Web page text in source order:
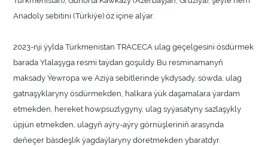
Anadoly sebitini (Türkiýe) öz içine alýar.
2023-nji ýylda Türkmenistan TRACECA ulag geçelgesini ösdürmek
barada Ylalaşyga resmi taýdan goşuldy. Bu resminamanyň
maksady Ýewropa we Aziýa sebitlerinde ykdysady, söwda, ulag
gatnaşyklaryny ösdürmekden, halkara ýük daşamalara ýardam
etmekden, hereket howpsuzlygyny, ulag syýasatyny sazlaşykly
üpjün etmekden, ulagyň aýry-aýry görnüşleriniň arasynda
deňeçer bäsdeşlik ýagdaýlaryny döretmekden ybaratdyr.